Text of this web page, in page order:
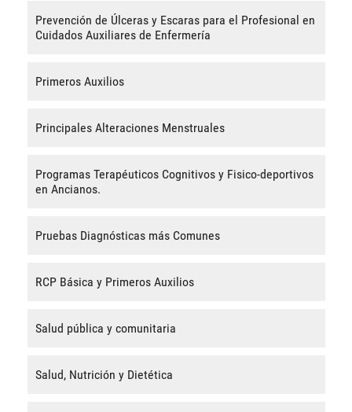
Prevención de Úlceras y Escaras para el Profesional en
Cuidados Auxiliares de Enfermería
Primeros Auxilios
Principales Alteraciones Menstruales
Programas Terapéuticos Cognitivos y Fisico-deportivos
en Ancianos.
Pruebas Diagnósticas más Comunes
RCP Básica y Primeros Auxilios
Salud pública y comunitaria
Salud, Nutrición y Dietética